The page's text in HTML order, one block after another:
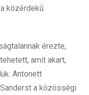
közérdekű
érezte,
amit akart,
Antonett
a közösségi